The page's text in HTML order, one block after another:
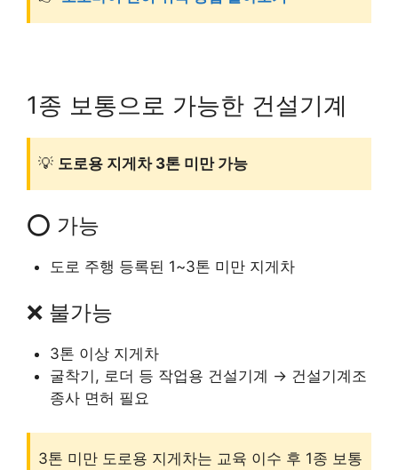
1종 보통으로 가능한 건설기계
💡 도로용 지게차 3톤 미만 가능
⭕ 가능
도로 주행 등록된 1~3톤 미만 지게차
❌ 불가능
3톤 이상 지게차
굴착기, 로더 등 작업용 건설기계 → 건설기계조
종사 면허 필요
3톤 미만 도로용 지게차는 교육 이수 후 1종 보통